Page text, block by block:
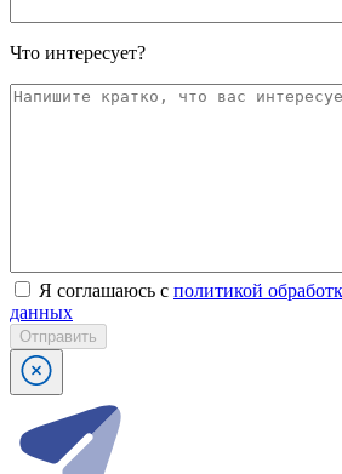
Что интересует?
Я соглашаюсь с политикой
данных
Отправить